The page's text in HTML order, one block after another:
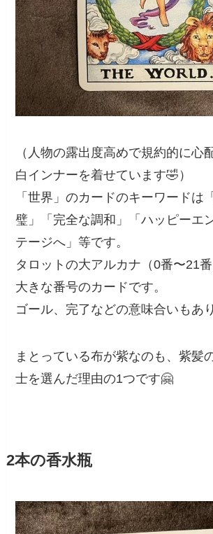
（人物の露出度高めで規約的に心
白インナーを着せています🤣）
「世界」のカードのキーワードは
璧」「完全な調和」「ハッピーエ
テージへ」等です。
タロットの大アルカナ（0番〜21
大きな番号のカードです。
ゴール、完了などの意味合いもあ
まとっている布が紫なのも、紫髪
士を選んだ理由の1つです🤗
2本の香水瓶